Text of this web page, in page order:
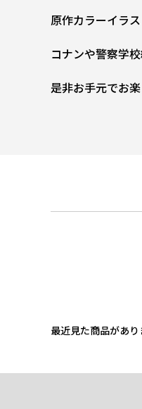
原作カラーイラ
コナンや警察学
是非お手元でお
最近見た商品があり